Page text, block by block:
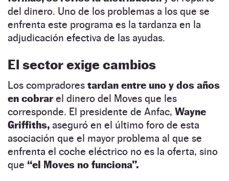
del dinero. Uno de los problemas a los que se
enfrenta este programa es la tardanza en la
adjudicación efectiva de las ayudas.
El sector exige cambios
Los compradores tardan entre uno y dos años
en cobrarel dinero del Moves que les
corresponde. El presidente de Anfac, Wayne
Griffiths, aseguró en el último foro de esta
asociación que el mayor problema al que se
enfrenta el coche eléctrico no es la oferta, sino
que “el Moves no funciona”.